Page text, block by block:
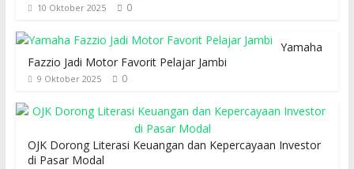
10 Oktober 2025 0
Yamaha
Fazzio Jadi Motor Favorit Pelajar Jambi
9 Oktober 2025 0
OJK Dorong Literasi Keuangan dan Kepercayaan Investor
di Pasar Modal